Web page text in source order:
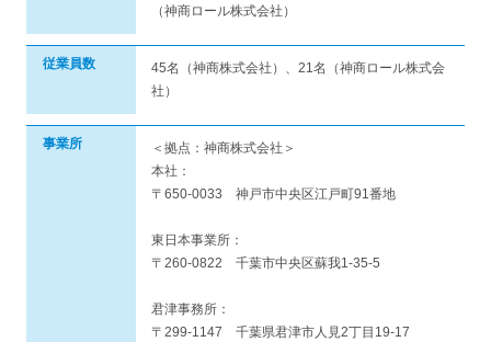
（神商ロール株式会社）
従業員数
45名（神商株式会社）、21名（神商ロール株式会
社）
事業所
＜拠点：神商株式会社＞
本社：
〒650-0033 神戸市中央区江戸町91番地
東日本事業所：
〒260-0822 千葉市中央区蘇我1-35-5
君津事務所：
〒299-1147 千葉県君津市人見2丁目19-17